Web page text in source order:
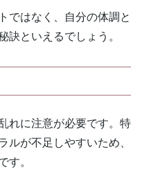
ではなく、自分の体調と
訣といえるでしょう。
れに注意が必要です。特
ルが不足しやすいため、
す。